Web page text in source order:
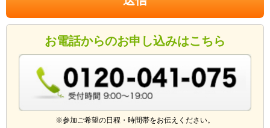
お電話からのお申し込みはこちら
※参加ご希望の日程・時間帯をお伝えください。